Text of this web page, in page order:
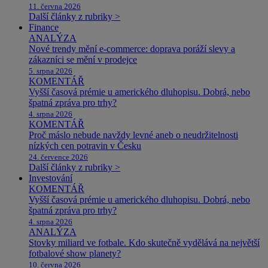
11. června 2026
Další články z rubriky >
Finance
ANALÝZA
Nové trendy mění e-commerce: doprava poráží slevy a
zákazníci se mění v prodejce
5. srpna 2026
KOMENTÁŘ
Vyšší časová prémie u amerického dluhopisu. Dobrá, nebo
špatná zpráva pro trhy?
4. srpna 2026
KOMENTÁŘ
Proč máslo nebude navždy levné aneb o neudržitelnosti
nízkých cen potravin v Česku
24. července 2026
Další články z rubriky >
Investování
KOMENTÁŘ
Vyšší časová prémie u amerického dluhopisu. Dobrá, nebo
špatná zpráva pro trhy?
4. srpna 2026
ANALÝZA
Stovky miliard ve fotbale. Kdo skutečně vydělává na největší
fotbalové show planety?
10. června 2026